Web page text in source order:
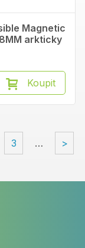
Magnetic
arkticky
Koupit
3 … >